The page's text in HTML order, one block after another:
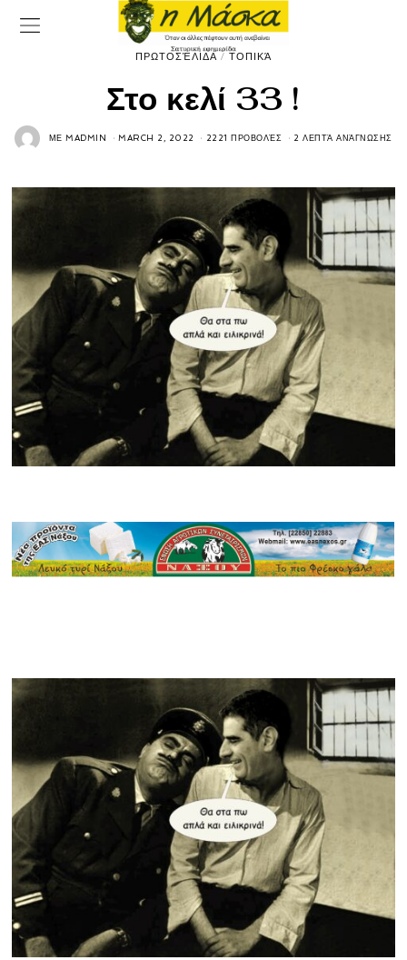
ΠΡΩΤΟΣΈΛΙΔΑ / ΤΟΠΙΚΆ
Στο κελί 33 !
ΜΕMADMIN MARCH 2, 2022 2221 ΠΡΟΒΟΛΈΣ 2 ΛΕΠΤΆ ΑΝΆΓΝΩΣΗΣ